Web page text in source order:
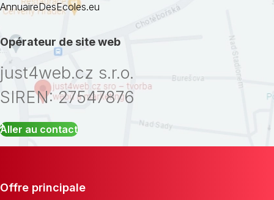
AnnuaireDesEcoles.eu
Opérateur de site web
just4web.cz s.r.o.
SIREN: 27547876
Aller au contact
Offre principale